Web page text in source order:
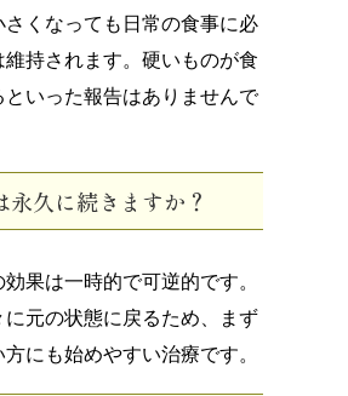
さくなっても日常の食事に必
持されます。硬いものが食
いった報告はありませんで
永久に続きますか？
果は一時的で可逆的です。
元の状態に戻るため、まず
にも始めやすい治療です。